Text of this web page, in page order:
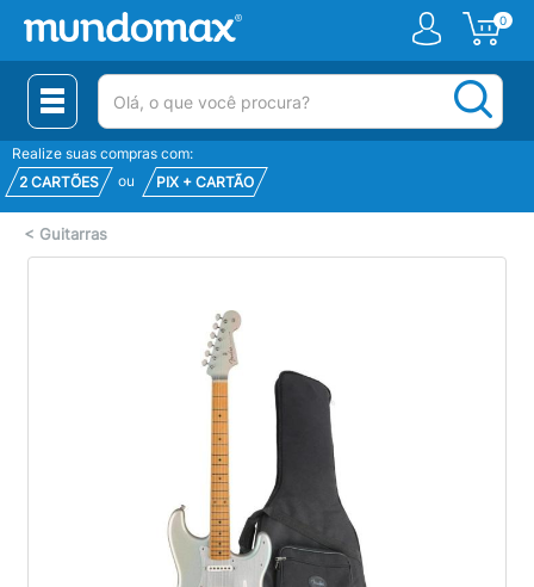
0
(pesquisar)
Realize suas compras com:
2 CARTÕES
ou PIX + CARTÃO
< Guitarras